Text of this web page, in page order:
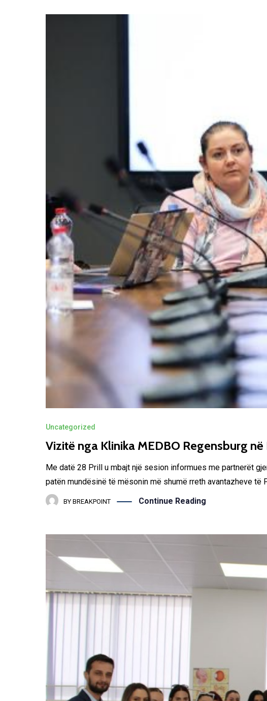
Uncategorized
Vizitë nga Klinika MEDBO Regensburg
Me datë 28 Prill u mbajt një sesion informues me partnerët
patën mundësinë të mësonin më shumë rreth avantazheve të
BY BREAKPOINT Continue Reading